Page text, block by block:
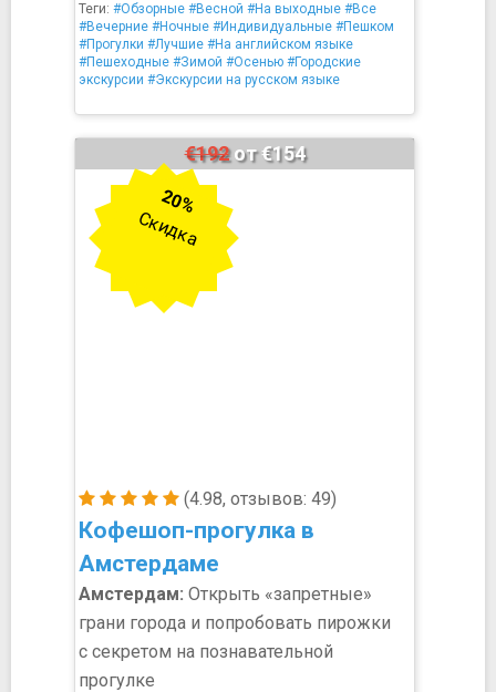
Теги: #Обзорные #Весной #На выходные #Все
#Вечерние #Ночные #Индивидуальные #Пешком
#Прогулки #Лучшие #На английском языке
#Пешеходные #Зимой #Осенью #Городские
экскурсии #Экскурсии на русском языке
(4.98, отзывов: 49)
Кофешоп-прогулка в
Амстердаме
€192от €154
20%
Скидка
Амстердам: Открыть «запретные»
грани города и попробовать пирожки
с секретом на познавательной
прогулке